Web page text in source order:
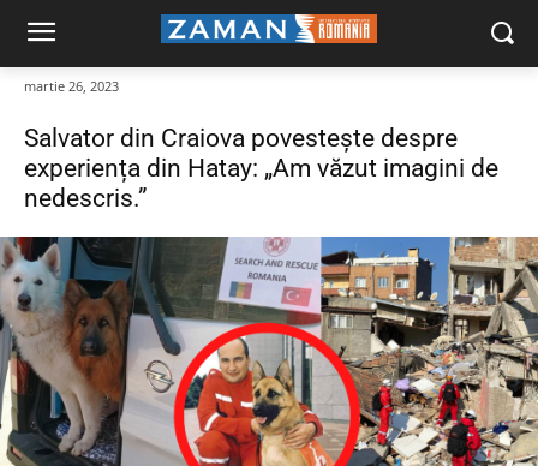
martie 26, 2023
Salvator din Craiova povestește despre
experiența din Hatay: „Am văzut imagini de
nedescris.”